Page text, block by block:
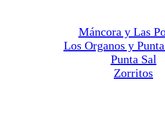
Máncora y Las
Los Organos y
Punta Sal
Zorritos